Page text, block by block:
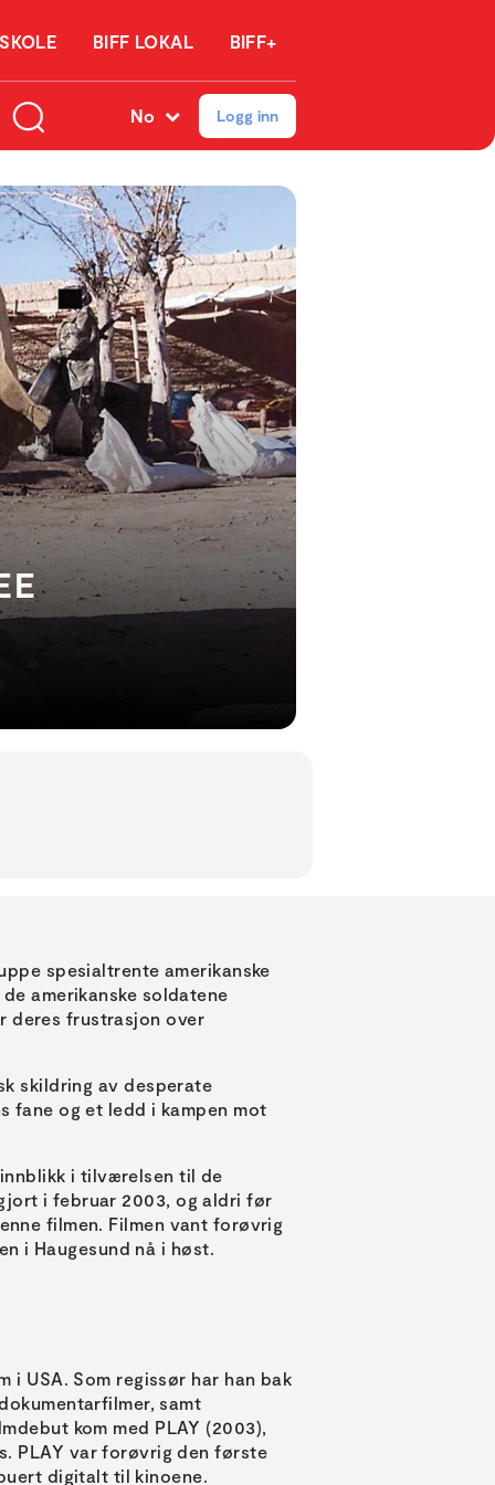
BIFF LOKAL BIFF+
No Logg inn
spesialtrente amerikanske
amerikanske soldatene
deres frustrasjon over
skildring av desperate
fane og et ledd i kampen mot
innblikk i tilværelsen til de
i februar 2003, og aldri før
filmen. Filmen vant forøvrig
i Haugesund nå i høst.
i USA. Som regissør har han bak
samt
kom med PLAY (2003),
PLAY var forøvrig den første
digitalt til kinoene.